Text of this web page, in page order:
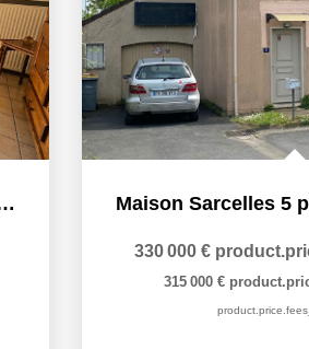
Sous Foret 5 pièce(s) 120 m2
Maison Sarcelles 5
330 000 €
315 000 €